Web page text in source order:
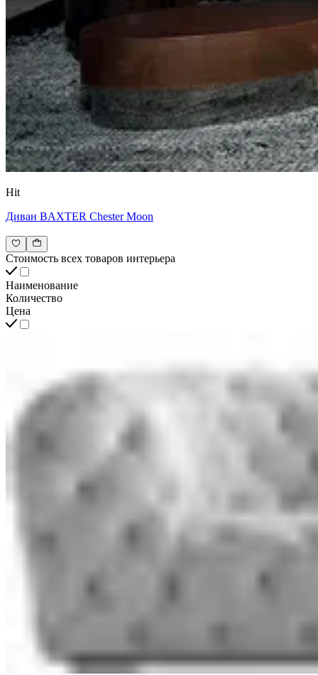
Hit
Диван BAXTER Chester Moon
Стоимость всех товаров интерьера
Наименование
Количество
Цена